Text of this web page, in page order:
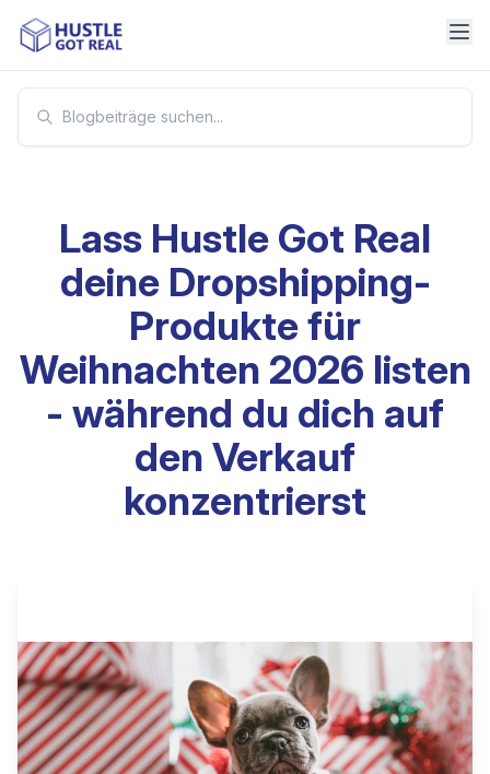
Lass Hustle Got Real
deine Dropshipping-
Produkte für
Weihnachten 2026 listen
- während du dich auf
den Verkauf
konzentrierst